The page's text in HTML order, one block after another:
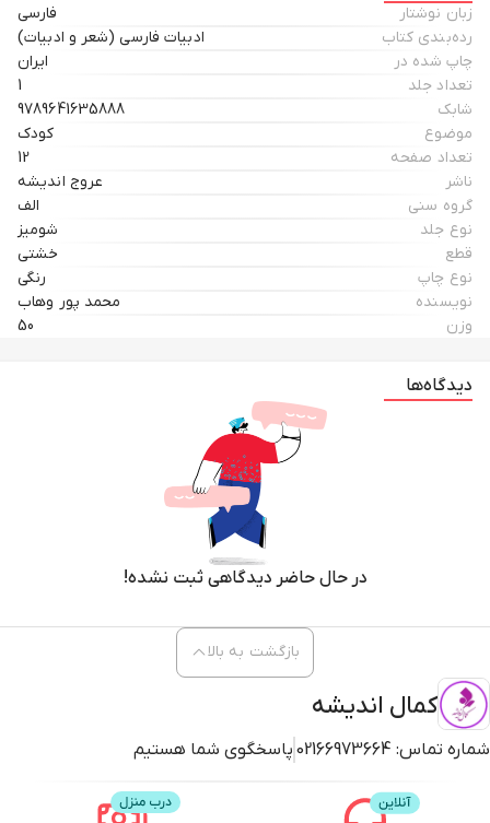
زبان نوشتار
فارسی
رده‌بندی کتاب
ادبیات فارسی (شعر و ادبیات)
چاپ شده در
ایران
تعداد جلد
1
شابک
9789641635888
موضوع
کودک
تعداد صفحه
12
ناشر
عروج اندیشه
گروه سنی
الف
نوع جلد
شومیز
قطع
خشتی
نوع چاپ
رنگی
نویسنده
محمد پور وهاب
وزن
50
دیدگاه‌ها
در حال حاضر دیدگاهی ثبت نشده!
کمال اندیشه
شماره تماس: 02166973664 پاسخگوی شما هستیم
بازگشت به بالا